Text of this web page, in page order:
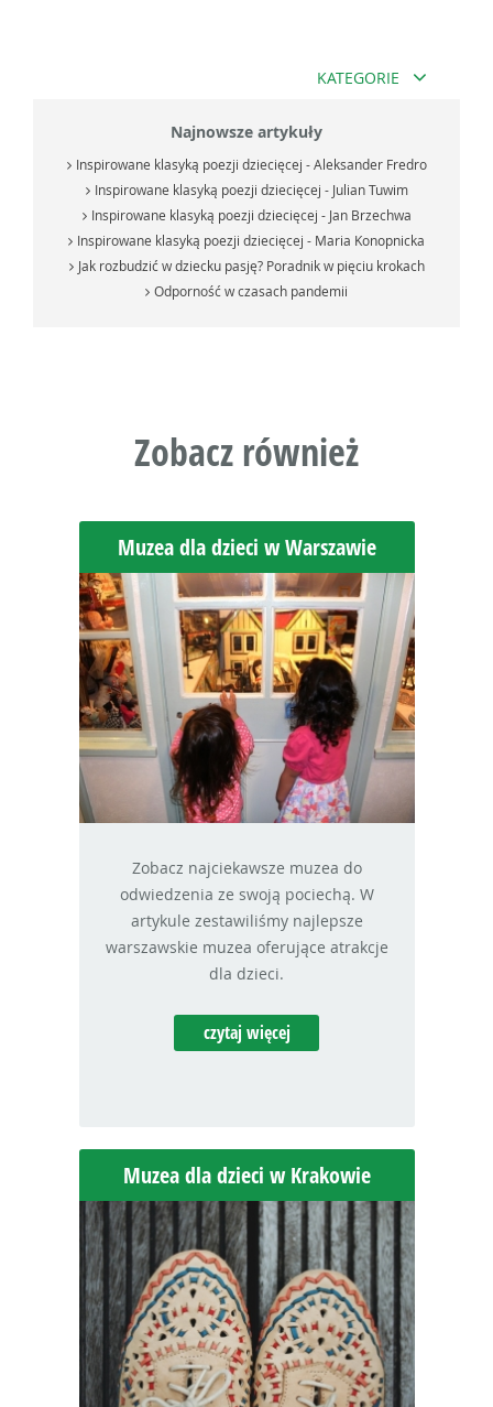
KATEGORIE
Najnowsze artykuły
Inspirowane klasyką poezji dziecięcej - Aleksander Fredro
Inspirowane klasyką poezji dziecięcej - Julian Tuwim
Inspirowane klasyką poezji dziecięcej - Jan Brzechwa
Inspirowane klasyką poezji dziecięcej - Maria Konopnicka
Jak rozbudzić w dziecku pasję? Poradnik w pięciu krokach
Odporność w czasach pandemii
Zobacz również
Muzea dla dzieci w Warszawie
Zobacz najciekawsze muzea do
odwiedzenia ze swoją pociechą. W
artykule zestawiliśmy najlepsze
warszawskie muzea oferujące atrakcje
dla dzieci.
czytaj więcej
Muzea dla dzieci w Krakowie